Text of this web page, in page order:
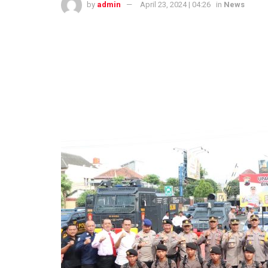
by admin April 23, 2024 | 04:26 in News